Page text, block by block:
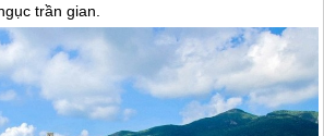
trần gian.